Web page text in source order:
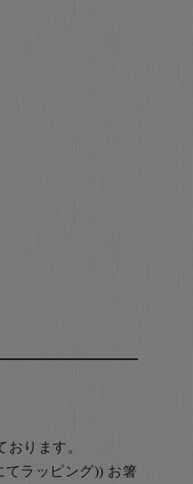
ります。
ラッピング)) お箸